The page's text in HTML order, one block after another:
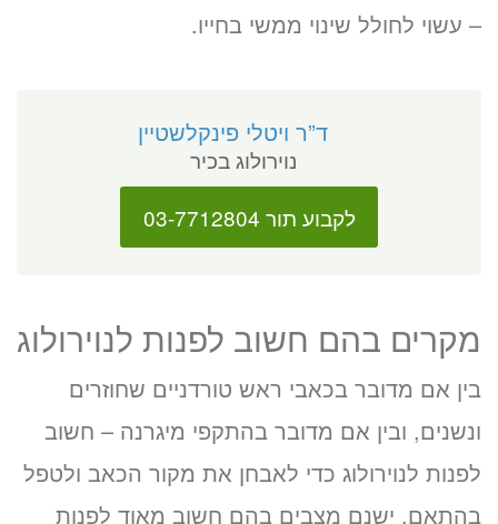
– עשוי לחולל שינוי ממשי בחייו.
ד”ר ויטלי פינקלשטיין
נוירולוג בכיר
לקבוע תור 03-7712804
מקרים בהם חשוב לפנות לנוירולוג
בין אם מדובר בכאבי ראש טורדניים שחוזרים
ונשנים, ובין אם מדובר בהתקפי מיגרנה – חשוב
לפנות לנוירולוג כדי לאבחן את מקור הכאב ולטפל
בהתאם. ישנם מצבים בהם חשוב מאוד לפנות